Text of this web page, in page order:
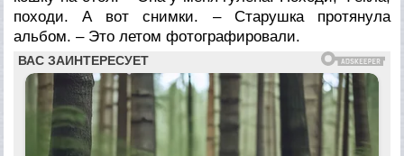
походи. А вот снимки. – Старушка протянула
альбом. – Это летом фотографировали.